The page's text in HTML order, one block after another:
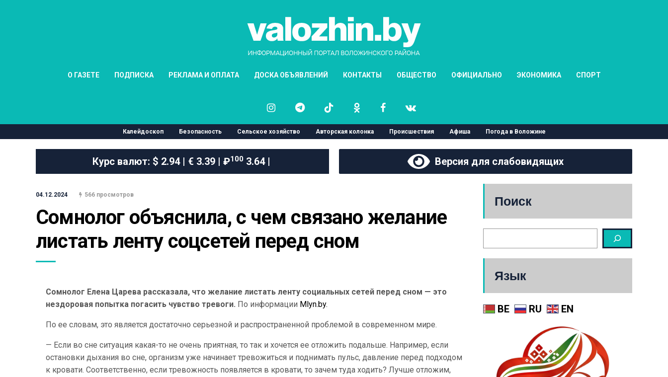
О ГАЗЕТЕ ПОДПИСКА РЕКЛАМА И ОПЛАТА ДОСКА ОБЪЯВЛЕНИЙ КОНТАКТЫ ОБЩЕСТВО ОФИЦИАЛЬНО ЭКОНОМИКА СПОРТ
Калейдоскоп Безопасность Сельское хозяйство Авторская колонка Происшествия Афиша Погода в Воложине
Курс валют: $ 2.94 | € 3.39 | ₽1003.64 | Версия для слабовидящих
04.12.2024 566 просмотров
Сомнолог объяснила, с чем связано желание
листать ленту соцсетей перед сном
Сомнолог Елена Царева рассказала, что желание листать ленту социальных сетей перед сном — это
нездоровая попытка погасить чувство тревоги. По информации Mlyn.by.
По ее словам, это является достаточно серьезной и распространенной проблемой в современном мире.
— Если во сне ситуация какая-то не очень приятная, то так и хочется ее отложить подальше. Например, если
остановки дыхания во сне, организм уже начинает тревожиться и поднимать пульс, давление перед подходом
к кровати. Соответственно, если тревожность появляется в кровати, то зачем туда ходить? Лучше отложим,
Поиск
Язык
BE RU EN